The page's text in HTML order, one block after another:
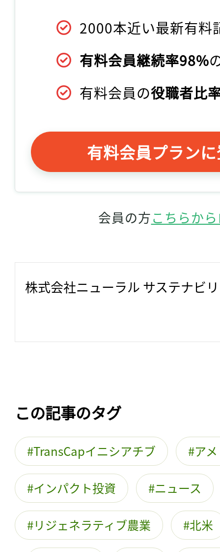
2000本近い最新有料
有料会員継続率98%
有料会員の役職者比
有料会員プラン
会員の方こちらか
株式会社ニューラル サステナビ
この記事のタグ
TransCapイニシアチブ ア
インパクト投資 ニュース
リジェネラティブ農業 北米